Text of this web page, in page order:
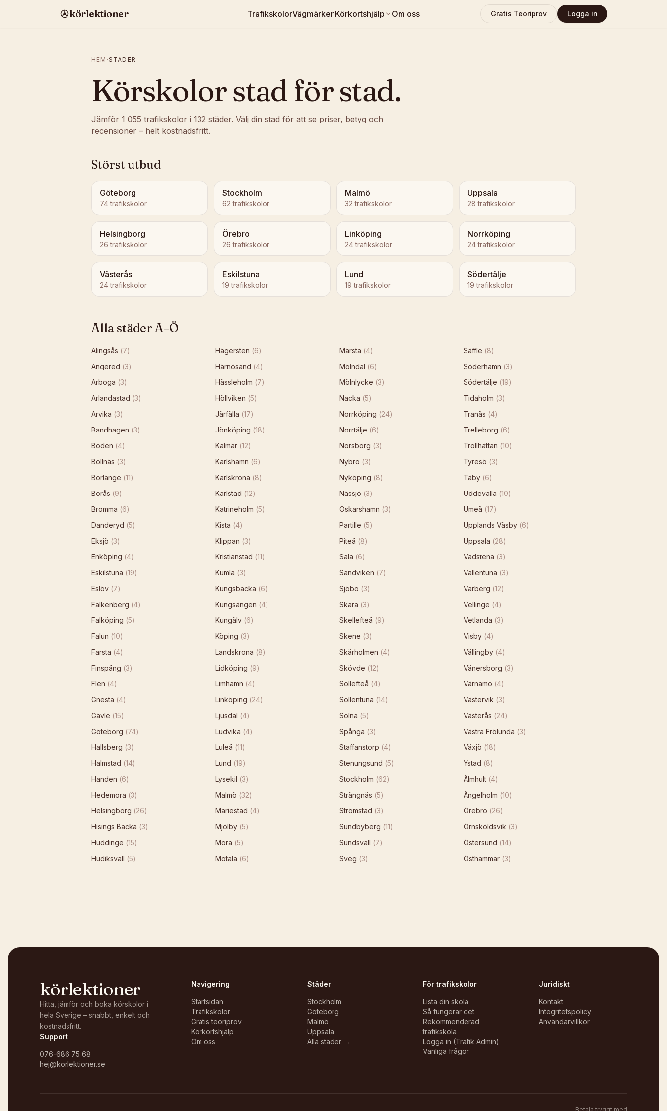
körlektioner TrafikskolorVägmärkenKörkortshjälp Om oss Gratis Teoriprov Logga in
HEM ·STÄDER
Körskolor stad för stad.
Jämför 1 055 trafikskolor i 132 städer. Välj din stad för att se priser, betyg och
recensioner – helt kostnadsfritt.
Störst utbud
Göteborg
74 trafikskolor
Stockholm
62 trafikskolor
Malmö
32 trafikskolor
Uppsala
28 trafikskolor
Helsingborg
26 trafikskolor
Örebro
26 trafikskolor
Linköping
24 trafikskolor
Norrköping
24 trafikskolor
Västerås
24 trafikskolor
Eskilstuna
19 trafikskolor
Lund
19 trafikskolor
Södertälje
19 trafikskolor
Alla städer A–Ö
Alingsås (7)
Angered (3)
Arboga (3)
Arlandastad (3)
Arvika (3)
Bandhagen (3)
Boden (4)
Bollnäs (3)
Borlänge (11)
Borås (9)
Bromma (6)
Danderyd (5)
Eksjö (3)
Enköping (4)
Eskilstuna (19)
Eslöv (7)
Falkenberg (4)
Falköping (5)
Falun (10)
Farsta (4)
Finspång (3)
Flen (4)
Gnesta (4)
Gävle (15)
Göteborg (74)
Hallsberg (3)
Halmstad (14)
Handen (6)
Hedemora (3)
Helsingborg (26)
Hisings Backa (3)
Huddinge (15)
Hudiksvall (5)
Hägersten (6)
Härnösand (4)
Hässleholm (7)
Höllviken (5)
Järfälla (17)
Jönköping (18)
Kalmar (12)
Karlshamn (6)
Karlskrona (8)
Karlstad (12)
Katrineholm (5)
Kista (4)
Klippan (3)
Kristianstad (11)
Kumla (3)
Kungsbacka (6)
Kungsängen (4)
Kungälv (6)
Köping (3)
Landskrona (8)
Lidköping (9)
Limhamn (4)
Linköping (24)
Ljusdal (4)
Ludvika (4)
Luleå (11)
Lund (19)
Lysekil (3)
Malmö (32)
Mariestad (4)
Mjölby (5)
Mora (5)
Motala (6)
Märsta (4)
Mölndal (6)
Mölnlycke (3)
Nacka (5)
Norrköping (24)
Norrtälje (6)
Norsborg (3)
Nybro (3)
Nyköping (8)
Nässjö (3)
Oskarshamn (3)
Partille (5)
Piteå (8)
Sala (6)
Sandviken (7)
Sjöbo (3)
Skara (3)
Skellefteå (9)
Skene (3)
Skärholmen (4)
Skövde (12)
Sollefteå (4)
Sollentuna (14)
Solna (5)
Spånga (3)
Staffanstorp (4)
Stenungsund (5)
Stockholm (62)
Strängnäs (5)
Strömstad (3)
Sundbyberg (11)
Sundsvall (7)
Sveg (3)
Säffle (8)
Söderhamn (3)
Södertälje (19)
Tidaholm (3)
Tranås (4)
Trelleborg (6)
Trollhättan (10)
Tyresö (3)
Täby (6)
Uddevalla (10)
Umeå (17)
Upplands Väsby (6)
Uppsala (28)
Vadstena (3)
Vallentuna (3)
Varberg (12)
Vellinge (4)
Vetlanda (3)
Visby (4)
Vällingby (4)
Vänersborg (3)
Värnamo (4)
Västervik (3)
Västerås (24)
Västra Frölunda (3)
Växjö (18)
Ystad (8)
Älmhult (4)
Ängelholm (10)
Örebro (26)
Örnsköldsvik (3)
Östersund (14)
Östhammar (3)
körlektioner
Hitta, jämför och boka körskolor i
hela Sverige – snabbt, enkelt och
kostnadsfritt.
Support
076-686 75 68
hej@korlektioner.se
Navigering
Startsidan
Trafikskolor
Gratis teoriprov
Körkortshjälp
Om oss
Städer
Stockholm
Göteborg
Malmö
Uppsala
Alla städer →
För trafikskolor
Lista din skola
Så fungerar det
Rekommenderad
trafikskola
Logga in (Trafik Admin)
Vanliga frågor
Juridiskt
Kontakt
Integritetspolicy
Användarvillkor
Betala tryggt med